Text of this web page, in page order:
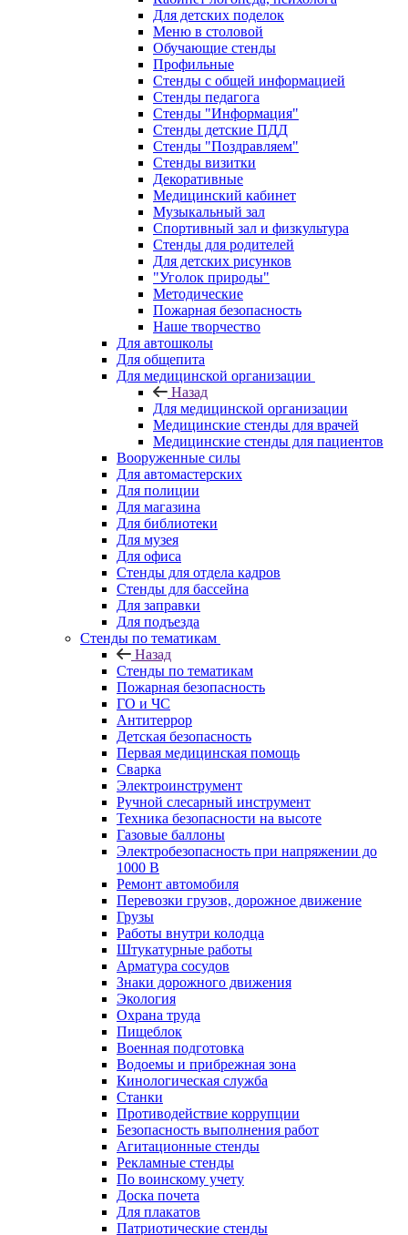
Для детских поделок
Меню в столовой
Обучающие стенды
Профильные
Стенды с общей информацией
Стенды педагога
Стенды "Информация"
Стенды детские ПДД
Стенды "Поздравляем"
Стенды визитки
Декоративные
Медицинский кабинет
Музыкальный зал
Спортивный зал и физкультура
Стенды для родителей
Для детских рисунков
"Уголок природы"
Методические
Пожарная безопасность
Наше творчество
Для автошколы
Для общепита
Для медицинской организации
Назад
Для медицинской организации
Медицинские стенды для врачей
Медицинские стенды для пациентов
Вооруженные силы
Для автомастерских
Для полиции
Для магазина
Для библиотеки
Для музея
Для офиса
Стенды для отдела кадров
Стенды для бассейна
Для заправки
Для подъезда
Стенды по тематикам
Назад
Стенды по тематикам
Пожарная безопасность
ГО и ЧС
Антитеррор
Детская безопасность
Первая медицинская помощь
Сварка
Электроинструмент
Ручной слесарный инструмент
Техника безопасности на высоте
Газовые баллоны
Электробезопасность при напряжении до
1000 В
Ремонт автомобиля
Перевозки грузов, дорожное движение
Грузы
Работы внутри колодца
Штукатурные работы
Арматура сосудов
Знаки дорожного движения
Экология
Охрана труда
Пищеблок
Военная подготовка
Водоемы и прибрежная зона
Кинологическая служба
Станки
Противодействие коррупции
Безопасность выполнения работ
Агитационные стенды
Рекламные стенды
По воинскому учету
Доска почета
Для плакатов
Патриотические стенды